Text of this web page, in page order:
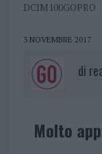
DCIM100GOPRO
3 NOVEMBRE 2017
di
Molto